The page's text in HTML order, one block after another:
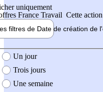
uniquement
France Travail Cette
filtres de Date de création de
création de l'offre
Un jour
Trois jours
Une semaine